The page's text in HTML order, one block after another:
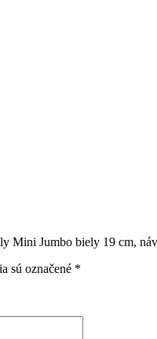
Mini Jumbo biely 19 cm,
sú označené *